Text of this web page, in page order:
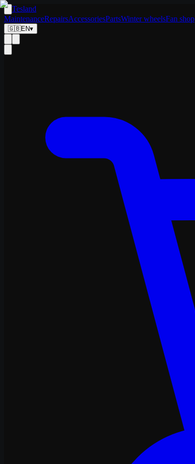
Tesland
MaintenanceRepairsAccessoriesPartsWinter wheelsFan shop
🇬🇧EN▾